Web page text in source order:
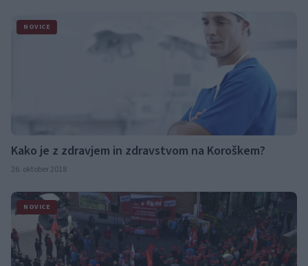
NOVICE
Kako je z zdravjem in zdravstvom na Koroškem?
26. oktober 2018
NOVICE